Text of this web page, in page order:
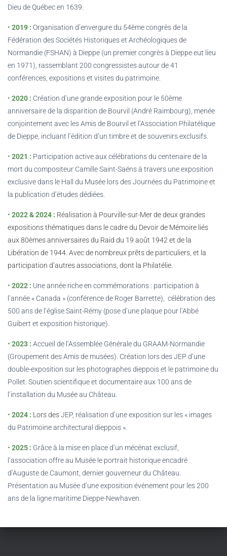
Dieu de Québec en 1639.
• 2019 : Organisation d’envergure du 54ème congrès de la
Fédération des Sociétés Historiques et Archéologiques de
Normandie (FSHAN) à Dieppe (un premier congrès à Dieppe eut lieu
en 1971), rassemblant 200 congressistes autour de 41
conférences, expositions et visites du patrimoine.
• 2020 : Création d’une grande exposition pour le 50ème
anniversaire de la disparition de Bourvil (André Raimbourg), menée
conjointement avec les Amis de Bourvil et l’Association Philatélique
de Dieppe, incluant l’édition d’un timbre et de souvenirs exclusifs.
• 2021 : Participation active aux célébrations du centenaire de la
mort du compositeur Camille Saint-Saëns à travers une exposition
exclusive dans le Hall du Musée lors des Journées du Patrimoine et
la publication d’études dédiées.
• 2022 & 2024 : Réalisation à Pourville-sur-Mer de deux grandes
expositions thématiques dans le cadre du Devoir de Mémoire liés
aux 80èmes anniversaires du Raid du 19 août 1942 et de la
Libération de 1944. Avec de nombreux prêts de particuliers, et la
participation d’autres associations, dont la Philatélie.
• 2022 : Une année riche en commémorations : participation à
l’année « Canada » (conférence de Roger Barrette), célébration des
500 ans de l’église Saint-Rémy (pose d’une plaque pour l’Abbé
Guibert et exposition historique).
• 2023 : Accueil de l’Assemblée Générale du GRAAM-Normandie
(Groupement des Amis de musées). Création lors des JEP d’une
double-exposition sur les photographes dieppois et le patrimoine du
Pollet. Soutien scientifique et documentaire aux 100 ans de
l’installation du Musée au Château.
• 2024 : Lors desJEP, réalisation d’une exposition sur les « images
du Patrimoine architectural dieppois ».
• 2025 : Grâce à la mise en place d’un mécénat exclusif,
l’association offre au Musée le portrait historique encadré
d’Auguste de Caumont, dernier gouverneur du Château.
Présentation au Musée d’une exposition événement pour les 200
ans de la ligne maritime Dieppe-Newhaven.